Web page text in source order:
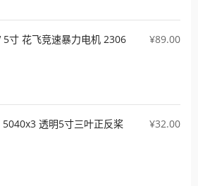
5寸 花飞竞速暴力电机 2306
¥89.00
5040x3 透明5寸三叶正反桨
¥32.00